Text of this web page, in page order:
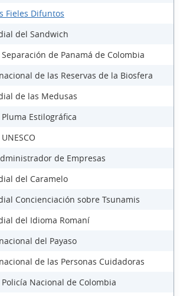
Fieles Difuntos
del Sandwich
de Panamá de Colombia
de las Reservas de la Biosfera
de las Medusas
Estilográfica
de Empresas
del Caramelo
Concienciación sobre Tsunamis
del Idioma Romaní
del Payaso
de las Personas Cuidadoras
Nacional de Colombia